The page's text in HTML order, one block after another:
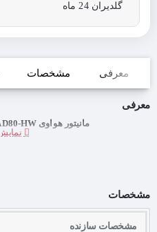
گلدیران 24 ماه
معرفی مشخصات
معرفی
مانیتور هواوی Huawei AD80-HW سایز 24 اینچ
مشخصات
مشخصات سازنده